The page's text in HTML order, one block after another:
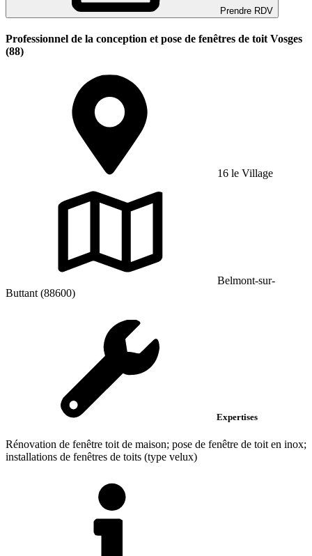
Prendre RDV
Professionnel de la conception et pose de fenêtres de toit Vosges
(88)
16 le Village
Belmont-sur-
Buttant (88600)
Expertises
Rénovation de fenêtre toit de maison; pose de fenêtre de toit en inox;
installations de fenêtres de toits (type velux)